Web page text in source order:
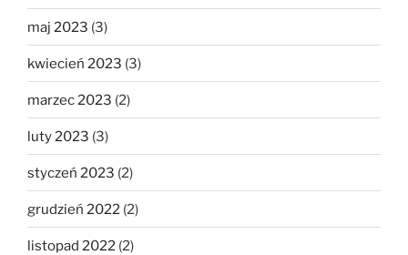
maj 2023 (3)
kwiecień 2023 (3)
marzec 2023 (2)
luty 2023 (3)
styczeń 2023 (2)
grudzień 2022 (2)
listopad 2022 (2)